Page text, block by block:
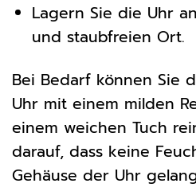
Lagern Sie die Uhr
und staubfreien Ort.
Bei Bedarf können Sie
Uhr mit einem milden
einem weichen Tuch
darauf, dass keine
Gehäuse der Uhr